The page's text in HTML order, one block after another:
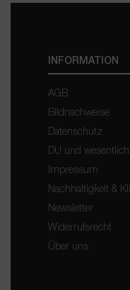
INFORMATION
AGB
Bildnachweise
Datenschutz
DU und wesentlich.
Impressum
Nachhaltigkeit &
Newsletter
Widerrufsrecht
Über uns